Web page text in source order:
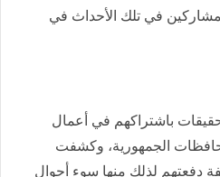
في تلك الأحداث في
باشتراكهم في أعمال
الجمهورية، وكشفت
دفعتهم لذلك منها سوء أحوال